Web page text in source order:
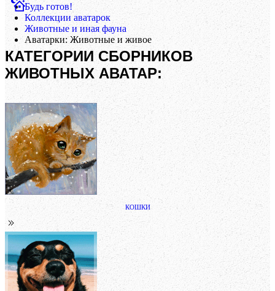
Будь готов!
Коллекции аватарок
Животные и иная фауна
Аватарки: Животные и живое
КАТЕГОРИИ СБОРНИКОВ
ЖИВОТНЫХ АВАТАР:
КОШКИ